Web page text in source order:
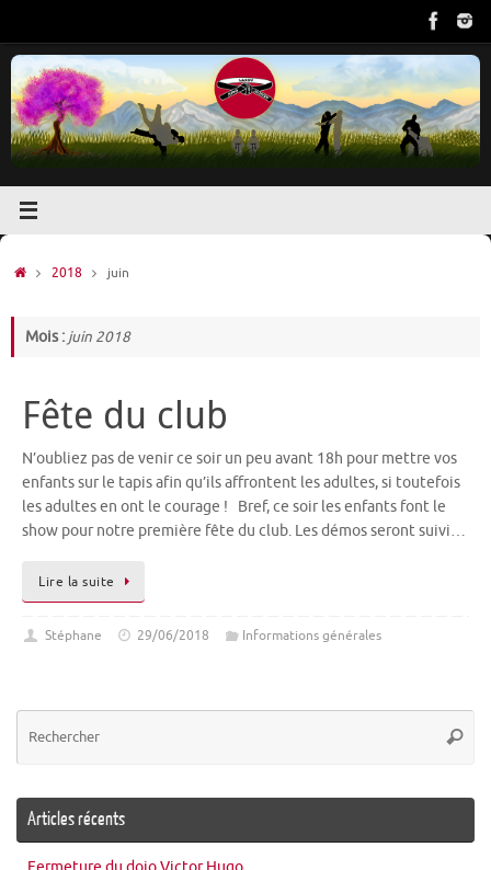
contenu
Accueil
2018 juin
Mois : juin 2018
Fête du club
N’oubliez pas de venir ce soir un peu avant 18h pour mettre vos
enfants sur le tapis afin qu’ils affrontent les adultes, si toutefois
les adultes en ont le courage ! Bref, ce soir les enfants font le
show pour notre première fête du club. Les démos seront suivi…
Lire la suite
Stéphane 29/06/2018 Informations générales
Articles récents